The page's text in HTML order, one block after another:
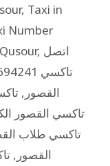
, Taxi in
Number
, اتصل
تاكسي 69694241
SUV القصور ,
تاكسي القصور
تاكسي طلاب
القصور ,